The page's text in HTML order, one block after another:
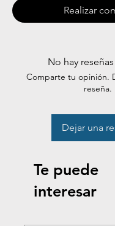
Realizar
No hay
Comparte tu opinión.
reseña.
Dejar una
Te puede
interesar